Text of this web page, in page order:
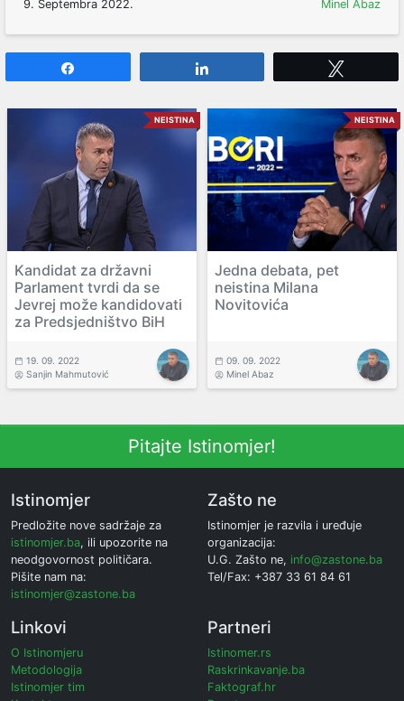
9. Septembra 2022. Minel Abaz
NEISTINA
Kandidat za državni
Parlament tvrdi da se
Jevrej može kandidovati
za Predsjedništvo BiH
19. 09. 2022
Sanjin Mahmutović
NEISTINA
Jedna debata, pet
neistina Milana
Novitovića
09. 09. 2022
Minel Abaz
Pitajte Istinomjer!
Istinomjer
Predložite nove sadržaje za
istinomjer.ba, ili upozorite na
neodgovornost političara.
Pišite nam na:
istinomjer@zastone.ba
Zašto ne
Istinomjer je razvila i uređuje
organizacija:
U.G. Zašto ne, info@zastone.ba
Tel/Fax: +387 33 61 84 61
Linkovi
O Istinomjeru
Metodologija
Istinomjer tim
Partneri
Istinomer.rs
Raskrinkavanje.ba
Faktograf.hr